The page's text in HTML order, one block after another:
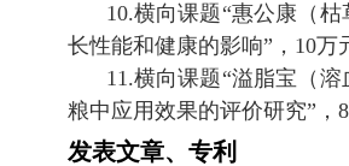
10.横向课题“惠公康（枯
长性能和健康的影响” ， 10万
11.横向课题“溢脂宝（溶
粮中应用效果的评价研究” ， 8
发表文章、专利